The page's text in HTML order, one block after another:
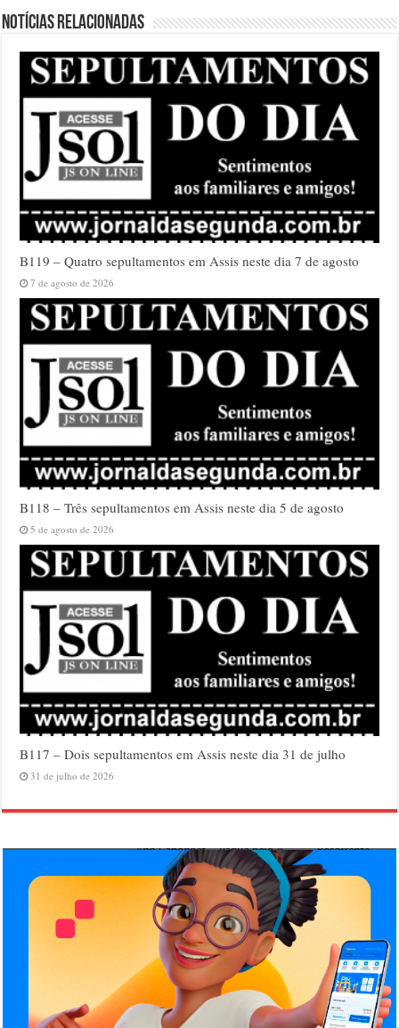
Notícias relacionadas
B119 – Quatro sepultamentos em Assis neste dia 7 de agosto
7 de agosto de 2026
B118 – Três sepultamentos em Assis neste dia 5 de agosto
5 de agosto de 2026
B117 – Dois sepultamentos em Assis neste dia 31 de julho
31 de julho de 2026